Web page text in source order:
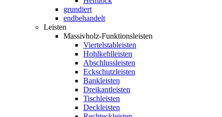
grundiert
endbehandelt
Leisten
Massivholz-Funktionsleisten
Viertelstableisten
Hohlkehlleisten
Abschlussleisten
Eckschutzleisten
Bankleisten
Dreikantleisten
Tischleisten
Deckleisten